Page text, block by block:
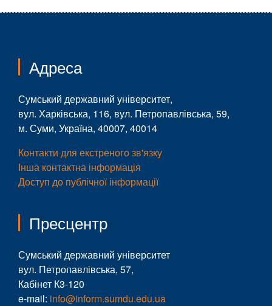
Адреса
Сумський державний університет,
вул. Харківська, 116, вул. Петропавлівська, 59,
м. Суми, Україна, 40007, 40014
Контакти для екстреного зв'язку
Інша контактна інформація
Доступ до публічної інформації
Пресцентр
Сумський державний університет
вул. Петропавлівська, 57,
Кабінет К3-120
e-mail: info@inform.sumdu.edu.ua